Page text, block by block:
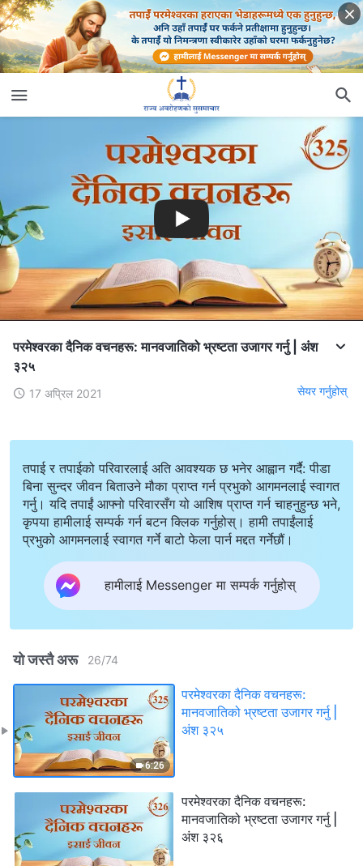
परमेश्‍वरका दैनिक वचनहरू: मानवजातिको भ्रष्टता उजागर गर्नु | अंश
३२५
17 अप्रिल 2021 सेयर गर्नुहोस्
तपाई र तपाईको परिवारलाई अति आवश्यक छ भनेर आह्वान गर्दै: पीडा
बिना सुन्दर जीवन बिताउने मौका प्राप्त गर्न प्रभुको आगमनलाई स्वागत
गर्नु। यदि तपाईं आफ्नो परिवारसँग यो आशिष प्राप्त गर्न चाहनुहुन्छ भने,
कृपया हामीलाई सम्पर्क गर्न बटन क्लिक गर्नुहोस्। हामी तपाईंलाई
प्रभुको आगमनलाई स्वागत गर्ने बाटो फेला पार्न मद्दत गर्नेछौं।
हामीलाई Messenger मा सम्पर्क गर्नुहोस्
यो जस्तै अरू 26/74
6:26
परमेश्‍वरका दैनिक वचनहरू:
मानवजातिको भ्रष्टता उजागर गर्नु |
अंश ३२५
परमेश्‍वरका दैनिक वचनहरू:
मानवजातिको भ्रष्टता उजागर गर्नु |
अंश ३२६